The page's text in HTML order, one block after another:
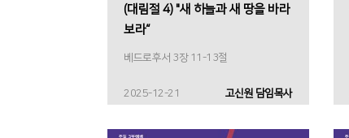
(대림절 4) "새 하늘과 새 땅을 바라
보라“
베드로후서 3장 11-13절
2025-12-21 고신원 담임목사